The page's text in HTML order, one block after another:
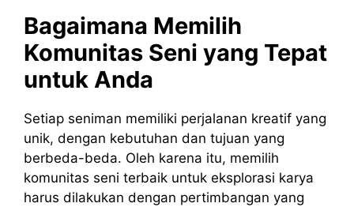
Bagaimana Memilih
Komunitas Seni yang Tepat
untuk Anda
Setiap seniman memiliki perjalanan kreatif yang
unik, dengan kebutuhan dan tujuan yang
berbeda-beda. Oleh karena itu, memilih
komunitas seni terbaik untuk eksplorasi karya
harus dilakukan dengan pertimbangan yang